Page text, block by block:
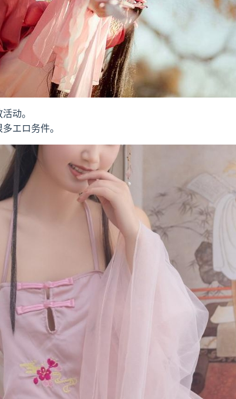
动。
エロ务件。